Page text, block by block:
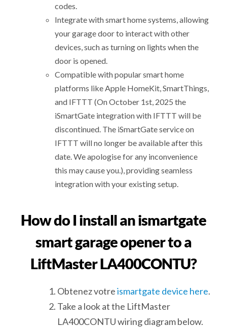
codes.
Integrate with smart home systems, allowing
your garage door to interact with other
devices, such as turning on lights when the
door is opened.
Compatible with popular smart home
platforms like Apple HomeKit, SmartThings,
and IFTTT (On October 1st, 2025 the
iSmartGate integration with IFTTT will be
discontinued. The iSmartGate service on
IFTTT will no longer be available after this
date. We apologise for any inconvenience
this may cause you.), providing seamless
integration with your existing setup.
How do I install an ismartgate
smart garage opener to a
LiftMaster LA400CONTU?
Obtenez votreismartgate device here.
Take a look at the LiftMaster
LA400CONTU wiring diagram below.